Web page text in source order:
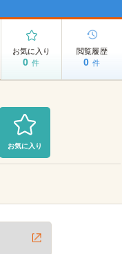
お気に入り
0 件
閲覧履歴
0 件
お気に入り